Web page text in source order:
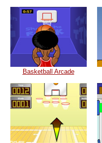
Basketball Arcade